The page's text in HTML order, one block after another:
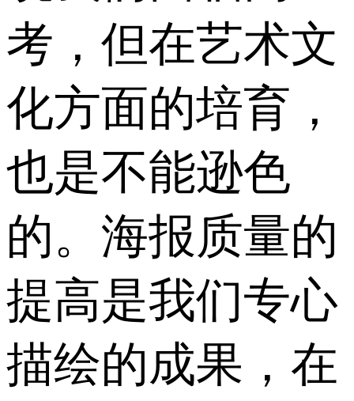
考，但在艺术文
化方面的培育，
也是不能逊色
的。海报质量的
提高是我们专心
描绘的成果，在